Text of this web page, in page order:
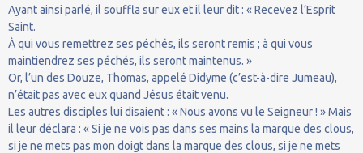
Ayant ainsi parlé, il souffla sur eux et il leur dit : « Recevez l’Esprit
Saint.
À qui vous remettrez ses péchés, ils seront remis ; à qui vous
maintiendrez ses péchés, ils seront maintenus. »
Or, l’un des Douze, Thomas, appelé Didyme (c’est-à-dire Jumeau),
n’était pas avec eux quand Jésus était venu.
Les autres disciples lui disaient : « Nous avons vu le Seigneur ! » Mais
il leur déclara : « Si je ne vois pas dans ses mains la marque des clous,
si je ne mets pas mon doigt dans la marque des clous, si je ne mets